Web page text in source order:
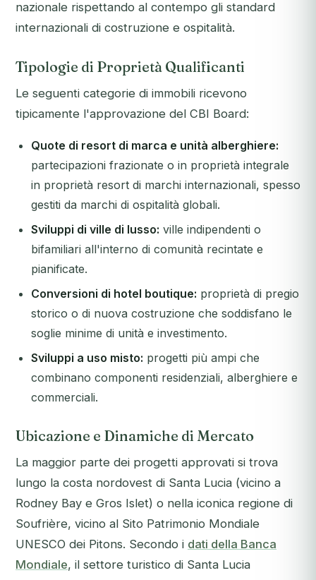
nazionale rispettando al contempo gli standard
internazionali di costruzione e ospitalità.
Tipologie di Proprietà Qualificanti
Le seguenti categorie di immobili ricevono
tipicamente l'approvazione del CBI Board:
Quote di resort di marca e unità alberghiere:
partecipazioni frazionate o in proprietà integrale
in proprietà resort di marchi internazionali, spesso
gestiti da marchi di ospitalità globali.
Sviluppi di ville di lusso: ville indipendenti o
bifamiliari all'interno di comunità recintate e
pianificate.
Conversioni di hotel boutique: proprietà di pregio
storico o di nuova costruzione che soddisfano le
soglie minime di unità e investimento.
Sviluppi a uso misto: progetti più ampi che
combinano componenti residenziali, alberghiere e
commerciali.
Ubicazione e Dinamiche di Mercato
La maggior parte dei progetti approvati si trova
lungo la costa nordovest di Santa Lucia (vicino a
Rodney Bay e Gros Islet) o nella iconica regione di
Soufrière, vicino al Sito Patrimonio Mondiale
UNESCO dei Pitons. Secondo i dati della Banca
Mondiale, il settore turistico di Santa Lucia